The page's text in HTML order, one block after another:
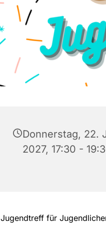
Donnerstag, 22.
2027, 17:30 -
Jugendtreff für